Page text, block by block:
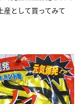
産として買ってみて